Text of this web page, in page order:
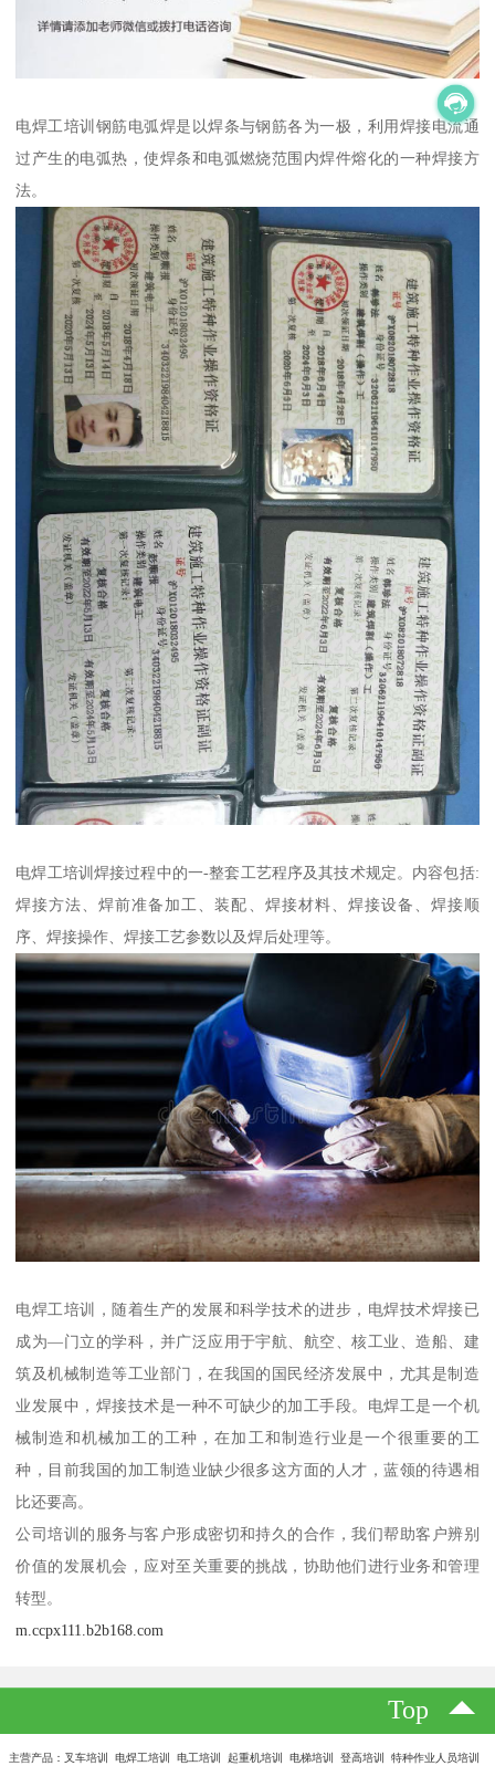
电焊工培训钢筋电弧焊是以焊条与钢筋各为一极，利用焊接电流通
过产生的电弧热，使焊条和电弧燃烧范围内焊件熔化的一种焊接方
法。
电焊工培训焊接过程中的一-整套工艺程序及其技术规定。内容包括:
焊接方法、焊前准备加工、装配、焊接材料、焊接设备、焊接顺
序、焊接操作、焊接工艺参数以及焊后处理等。
电焊工培训，随着生产的发展和科学技术的进步，电焊技术焊接已
成为—门立的学科，并广泛应用于宇航、航空、核工业、造船、建
筑及机械制造等工业部门，在我国的国民经济发展中，尤其是制造
业发展中，焊接技术是一种不可缺少的加工手段。电焊工是一个机
械制造和机械加工的工种，在加工和制造行业是一个很重要的工
种，目前我国的加工制造业缺少很多这方面的人才，蓝领的待遇相
比还要高。
公司培训的服务与客户形成密切和持久的合作，我们帮助客户辨别
价值的发展机会，应对至关重要的挑战，协助他们进行业务和管理
转型。
m.ccpx111.b2b168.com
Top
主营产品：叉车培训 电焊工培训 电工培训 起重机培训 电梯培训 登高培训 特种作业人员培训